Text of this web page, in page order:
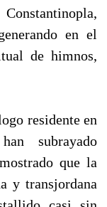
en el
de himnos,
residente en
subrayado
que la
y transjordana